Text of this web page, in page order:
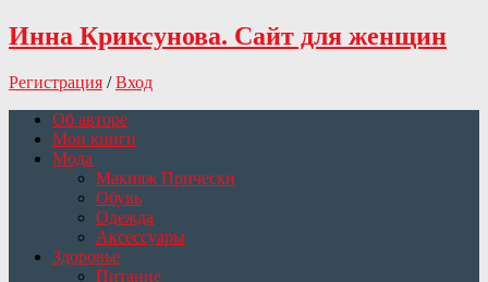
Инна Криксунова. Сайт для женщин
Регистрация /Вход
Об авторе
Мои книги
Мода
Макияж Прически
Обувь
Одежда
Аксессуары
Здоровье
Питание